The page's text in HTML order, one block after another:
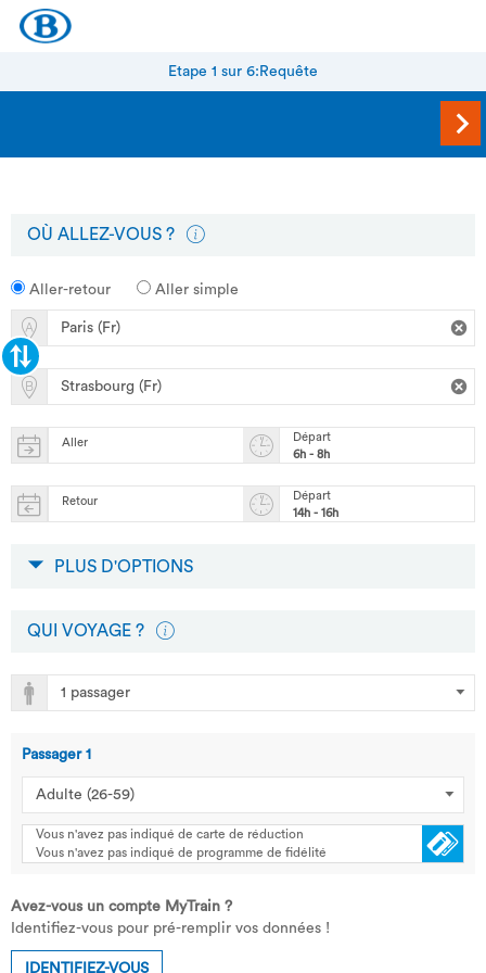
Etape 1 sur 6: Requête
OÙ ALLEZ-VOUS ?
Aller-retour Aller simple
Aller
Départ
6h - 8h
Retour
Départ
14h - 16h
PLUS D'OPTIONS
QUI VOYAGE ?
Passager 1
Vous n'avez pas indiqué de carte de réduction
Vous n'avez pas indiqué de programme de fidélité
Avez-vous un compte MyTrain ?
Identifiez-vous pour pré-remplir vos données !
IDENTIFIEZ-VOUS